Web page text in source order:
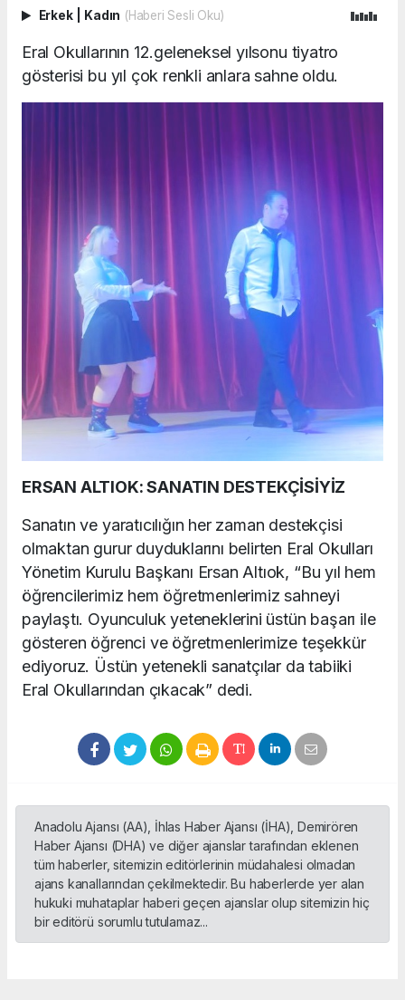
Erkek Kadın (Haberi Sesli Oku)
Eral Okullarının 12.geleneksel yılsonu tiyatro
gösterisi bu yıl çok renkli anlara sahne oldu.
ERSAN ALTIOK: SANATIN DESTEKÇİSİYİZ
Sanatın ve yaratıcılığın her zaman destekçisi
olmaktan gurur duyduklarını belirten Eral Okulları
Yönetim Kurulu Başkanı Ersan Altıok, “Bu yıl hem
öğrencilerimiz hem öğretmenlerimiz sahneyi
paylaştı. Oyunculuk yeteneklerini üstün başarı ile
gösteren öğrenci ve öğretmenlerimize teşekkür
ediyoruz. Üstün yetenekli sanatçılar da tabiiki
Eral Okullarından çıkacak” dedi.
Anadolu Ajansı (AA), İhlas Haber Ajansı (İHA), Demirören
Haber Ajansı (DHA) ve diğer ajanslar tarafından eklenen
tüm haberler, sitemizin editörlerinin müdahalesi olmadan
ajans kanallarından çekilmektedir. Bu haberlerde yer alan
hukuki muhataplar haberi geçen ajanslar olup sitemizin hiç
bir editörü sorumlu tutulamaz...